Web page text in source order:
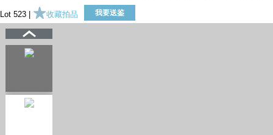
Lot 523 | 收藏拍品 我要送鉴